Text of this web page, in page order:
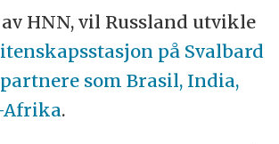
HNN, vil Russland utvikle
på Svalbard
som Brasil, India,
Afrika.